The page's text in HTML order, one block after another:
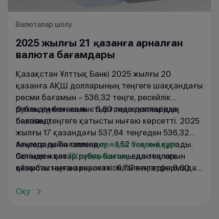
Валюталар шолу
2025 жылғы 21 қазанға арналған
валюта бағамдары
Қазақстан Ұлттық Банкі 2025 жылғы 20
қазанға АҚШ долларының теңгеге шаққандағы
ресми бағамын – 536,32 теңге, ресейлік
рубльдің бағамын – 6,60 теңге көлемінде
белгіледі.
Өткен күнмен салыстырғанда доллардың
бағамы теңгеге қатысты нығаю көрсетті. 2025
жылғы 17 қазандағы 537,84 теңгеден 536,32
теңгеге дейін төмендеу – 1,52 теңгені құрады.
Сонымен қатар рубль бағамы да теңгеге
қатысты нығаю көрсетті: 6,79 теңгеден 6,60
Ағымдағыбағамменвалюта бағамдары
бетіндежәнеFX-айырбастау валюталарын
айырбастауғаарналған онлайнплатформада
Оқу